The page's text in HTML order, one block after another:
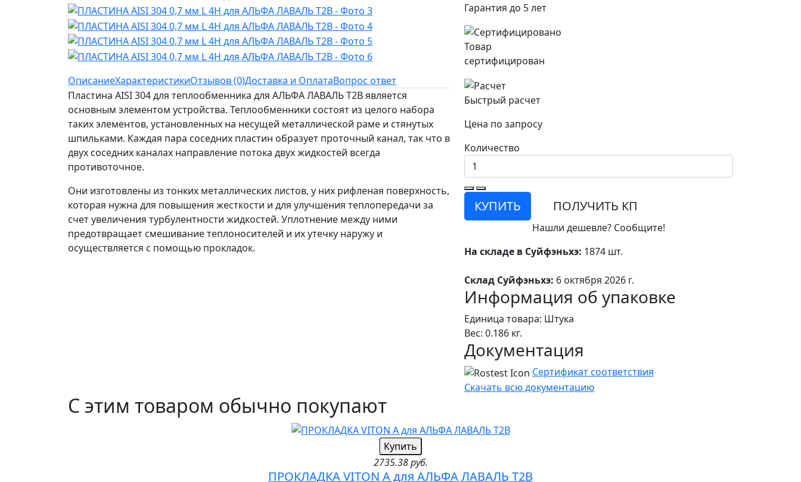
ОписаниеХарактеристикиОтзывов (0)Доставка и ОплатаВопрос ответ
Пластина AISI 304 для теплообменника для АЛЬФА ЛАВАЛЬ T2B является
основным элементом устройства. Теплообменники состоят из целого набора
таких элементов, установленных на несущей металлической раме и стянутых
шпильками. Каждая пара соседних пластин образует проточный канал, так что в
двух соседних каналах направление потока двух жидкостей всегда
противоточное.
Они изготовлены из тонких металлических листов, у них рифленая поверхность,
которая нужна для повышения жесткости и для улучшения теплопередачи за
счет увеличения турбулентности жидкостей. Уплотнение между ними
предотвращает смешивание теплоносителей и их утечку наружу и
осуществляется с помощью прокладок.
Гарантия до 5 лет
Товар
сертифицирован
Быстрый расчет
Цена по запросу
Количество
КУПИТЬ ПОЛУЧИТЬ КП
Нашли дешевле? Сообщите!
На складе в Суйфэньхэ: 1874 шт.
Склад Суйфэньхэ: 6 октября 2026 г.
Информация об упаковке
Единица товара: Штука
Вес: 0.186 кг.
Документация
Сертификат соответствия
Скачать всю документацию
С этим товаром обычно покупают
Купить
2735.38 руб.
ПРОКЛАДКА VITON A для АЛЬФА ЛАВАЛЬ T2B